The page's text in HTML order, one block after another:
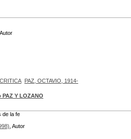
, Autor
PAZ, OCTAVIO, 1914-
Y LOZANO
de la fe
, Autor